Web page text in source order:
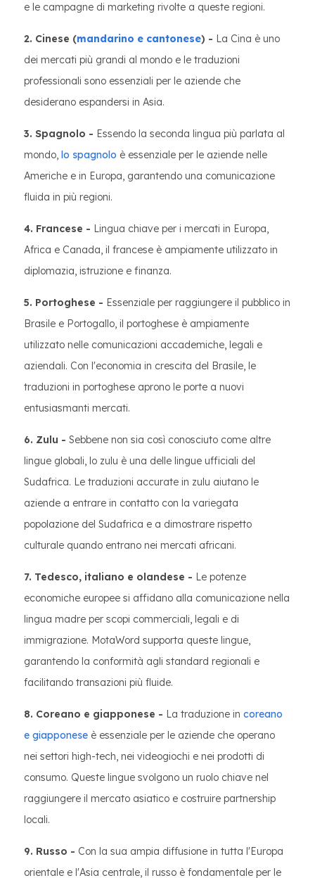
e le campagne di marketing rivolte a queste regioni.
2. Cinese (mandarino e cantonese) - La Cina è uno
dei mercati più grandi al mondo e le traduzioni
professionali sono essenziali per le aziende che
desiderano espandersi in Asia.
3. Spagnolo - Essendo la seconda lingua più parlata al
mondo, lo spagnolo è essenziale per le aziende nelle
Americhe e in Europa, garantendo una comunicazione
fluida in più regioni.
4. Francese - Lingua chiave per i mercati in Europa,
Africa e Canada, il francese è ampiamente utilizzato in
diplomazia, istruzione e finanza.
5. Portoghese - Essenziale per raggiungere il pubblico in
Brasile e Portogallo, il portoghese è ampiamente
utilizzato nelle comunicazioni accademiche, legali e
aziendali. Con l'economia in crescita del Brasile, le
traduzioni in portoghese aprono le porte a nuovi
entusiasmanti mercati.
6. Zulu - Sebbene non sia così conosciuto come altre
lingue globali, lo zulu è una delle lingue ufficiali del
Sudafrica. Le traduzioni accurate in zulu aiutano le
aziende a entrare in contatto con la variegata
popolazione del Sudafrica e a dimostrare rispetto
culturale quando entrano nei mercati africani.
7. Tedesco, italiano e olandese - Le potenze
economiche europee si affidano alla comunicazione nella
lingua madre per scopi commerciali, legali e di
immigrazione. MotaWord supporta queste lingue,
garantendo la conformità agli standard regionali e
facilitando transazioni più fluide.
8. Coreano e giapponese - La traduzione in coreano
e giapponese è essenziale per le aziende che operano
nei settori high-tech, nei videogiochi e nei prodotti di
consumo. Queste lingue svolgono un ruolo chiave nel
raggiungere il mercato asiatico e costruire partnership
locali.
9. Russo - Con la sua ampia diffusione in tutta l'Europa
orientale e l'Asia centrale, il russo è fondamentale per le